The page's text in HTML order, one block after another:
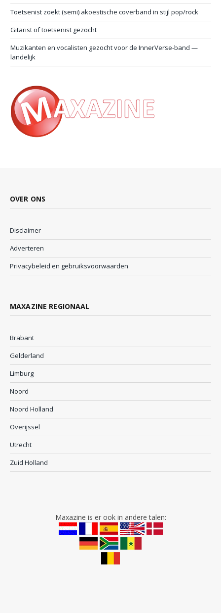
Toetsenist zoekt (semi) akoestische coverband in stijl pop/rock
Gitarist of toetsenist gezocht
Muzikanten en vocalisten gezocht voor de InnerVerse-band —
landelijk
OVER ONS
Disclaimer
Adverteren
Privacybeleid en gebruiksvoorwaarden
MAXAZINE REGIONAAL
Brabant
Gelderland
Limburg
Noord
Noord Holland
Overijssel
Utrecht
Zuid Holland
Maxazine is er ook in andere talen: